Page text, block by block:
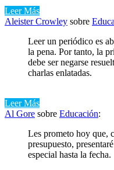
Leer Más
Aleister Crowley sobre
Leer un periódico es
la pena. Por tanto, la
debe ser negarse
charlas enlatadas.
Leer Más
Al Gore sobre Educación:
Les prometo hoy que,
presupuesto,
especial hasta la fecha.